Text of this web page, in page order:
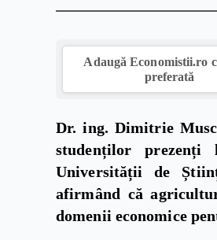
Adaugă Economistii.ro
preferată
Dr. ing. Dimitrie
studenților
Universității de
afirmând că
domenii economice